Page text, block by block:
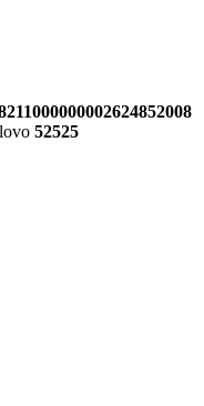
52525